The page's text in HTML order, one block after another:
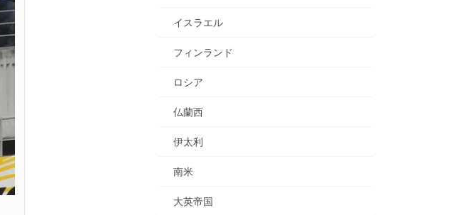
イスラエル
フィンランド
ロシア
仏蘭西
伊太利
南米
大英帝国